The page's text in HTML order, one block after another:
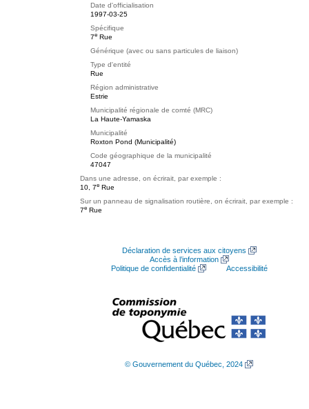
Date d'officialisation
1997-03-25
Spécifique
7e Rue
Générique (avec ou sans particules de liaison)
Type d'entité
Rue
Région administrative
Estrie
Municipalité régionale de comté (MRC)
La Haute-Yamaska
Municipalité
Roxton Pond (Municipalité)
Code géographique de la municipalité
47047
Dans une adresse, on écrirait, par exemple :
10, 7e Rue
Sur un panneau de signalisation routière, on écrirait, par exemple :
7e Rue
Déclaration de services aux citoyens
Accès à l’information
Politique de confidentialité
Accessibilité
© Gouvernement du Québec, 2024